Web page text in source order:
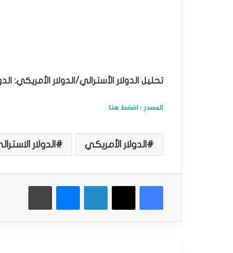
تحليل الدولار الأسترالي/الدولار الأمريكي:
المصدر : اضغط هنا
الدولار الأمريكي الدولار
فيسبوك
‫X لينكدإن ماسنجر طباعة